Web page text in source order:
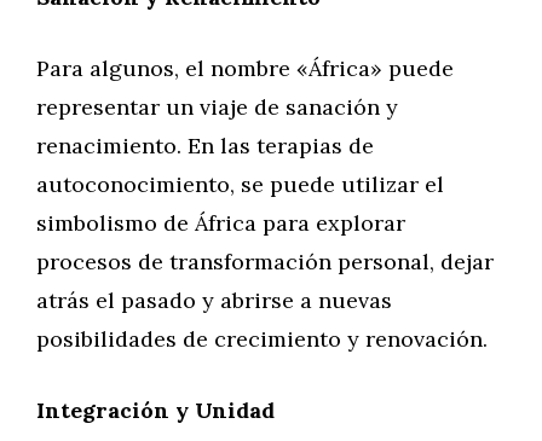
Para algunos, el nombre «África» puede
representar un viaje de sanación y
renacimiento. En las terapias de
autoconocimiento, se puede utilizar el
simbolismo de África para explorar
procesos de transformación personal, dejar
atrás el pasado y abrirse a nuevas
posibilidades de crecimiento y renovación.
Integración y Unidad